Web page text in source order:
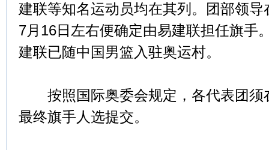
建联等知名运动员均在其列。团部领
7月16日左右便确定由易建联担任旗手
建联已随中国男篮入驻奥运村。
按照国际奥委会规定，各代表团须
最终旗手人选提交。